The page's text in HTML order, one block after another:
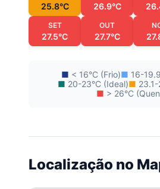
25.8°C 26.9°C
SET
27.5°C
OUT
27.7°C
■ < 16°C (Frio)■ 16-
■ 20-23°C (Ideal)■
■ > 26°C
Localização no